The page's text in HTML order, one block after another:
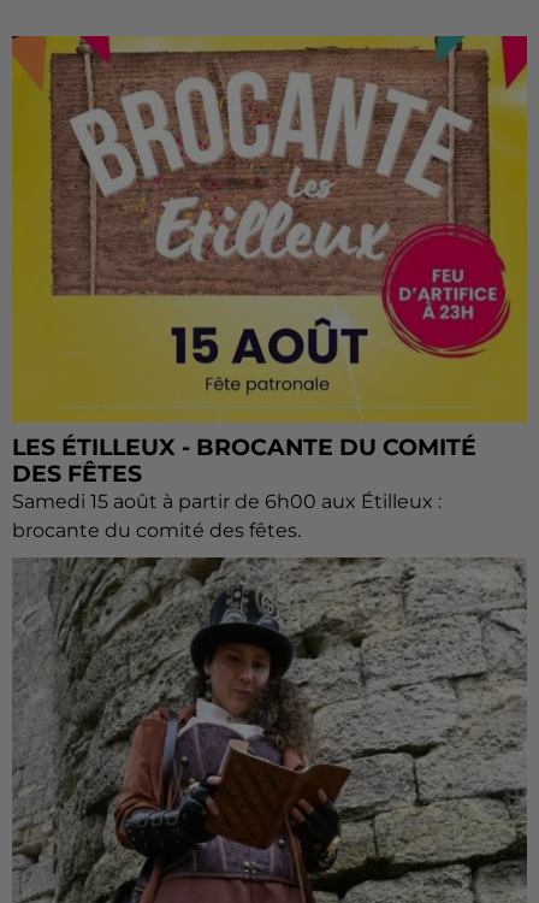
LES ÉTILLEUX - BROCANTE DU COMITÉ
DES FÊTES
Samedi 15 août à partir de 6h00 aux Étilleux :
brocante du comité des fêtes.